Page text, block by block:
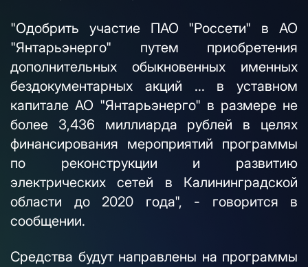
"Одобрить участие ПАО "Россети" в АО
"Янтарьэнерго" путем приобретения
дополнительных обыкновенных именных
бездокументарных акций ... в уставном
капитале АО "Янтарьэнерго" в размере не
более 3,436 миллиарда рублей в целях
финансирования мероприятий программы
по реконструкции и развитию
электрических сетей в Калининградской
области до 2020 года", - говорится в
сообщении.
Средства будут направлены на программы